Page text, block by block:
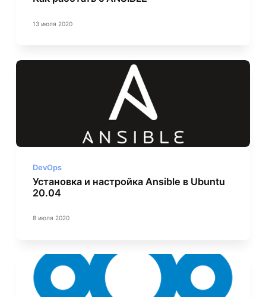
13 июля 2020
DevOps
Установка и настройка Ansible в Ubuntu
20.04
8 июля 2020